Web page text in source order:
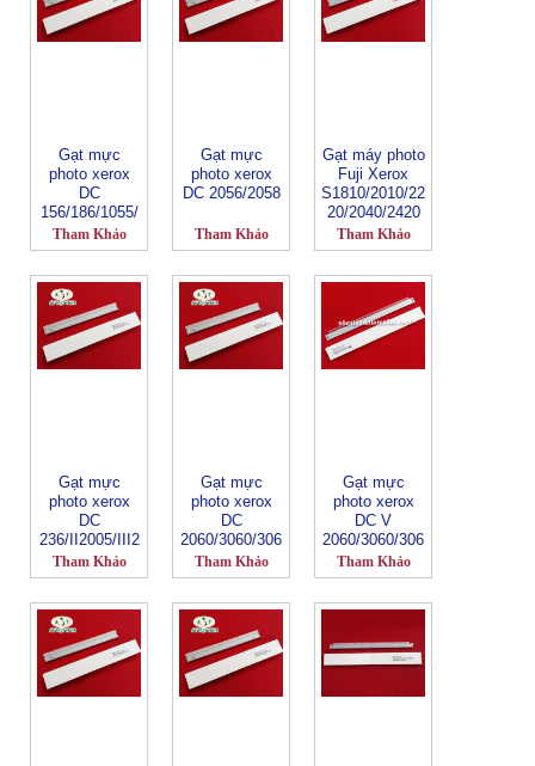
Gạt mực
photo xerox
DC
156/186/1055/
1085
Tham Khảo
Gạt mực
photo xerox
DC 2056/2058
Tham Khảo
Gạt máy photo
Fuji Xerox
S1810/2010/22
20/2040/2420
Tham Khảo
Gạt mực
photo xerox
DC
236/II2005/III2
007/III3007
Tham Khảo
Gạt mực
photo xerox
DC
2060/3060/306
5
Tham Khảo
Gạt mực
photo xerox
DC V
2060/3060/306
5
Tham Khảo